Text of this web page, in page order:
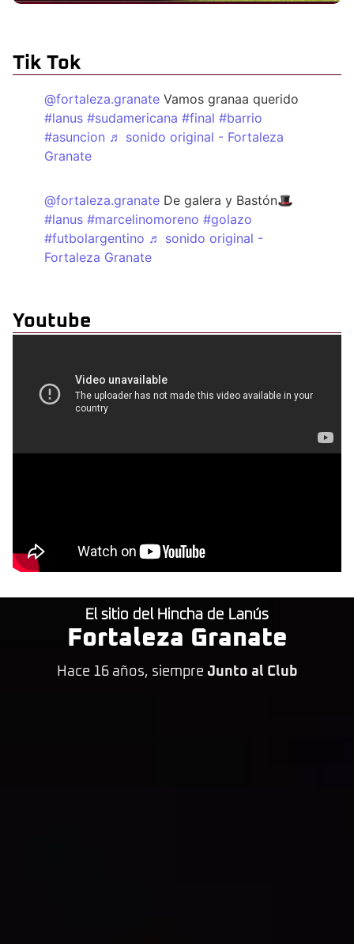
Tik Tok
@fortaleza.granate Vamos granaa querido
#lanus #sudamericana #final #barrio
#asuncion ♬ sonido original - Fortaleza
Granate
@fortaleza.granate De galera y Bastón🎩
#lanus #marcelinomoreno #golazo
#futbolargentino ♬ sonido original -
Fortaleza Granate
Youtube
El sitio del Hincha de Lanús
Fortaleza Granate
Hace 16 años, siempre Junto al Club